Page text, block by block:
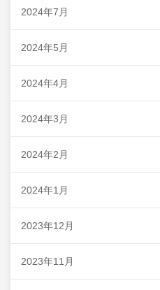
2024年7月
2024年5月
2024年4月
2024年3月
2024年2月
2024年1月
2023年12月
2023年11月